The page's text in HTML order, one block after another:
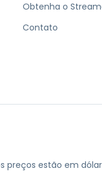
Obtenha o
Contato
preços estão em